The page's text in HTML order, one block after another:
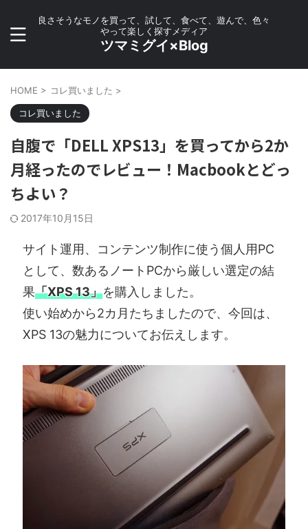
良さそうなモノを買って、試して、食べて、遊んで、色々
やって楽しく探すメディア
ツマミグイ×Blog
HOME > コレ買いました >
コレ買いました
自腹で「DELL XPS13」を買ってから2か
月経ったのでレビュー！Macbookとどっ
ちよい？
2017年10月15日
サイト運用、コンテンツ制作に使う個人用PC
として、数あるノートPCから厳しい選定の結
果「XPS 13」を購入しました。
使い始めから2カ月たちましたので、今回は、
XPS 13の魅力についてお伝えします。